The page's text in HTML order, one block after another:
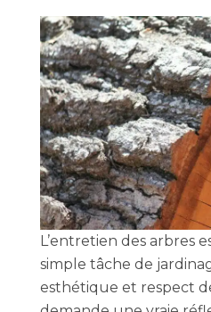
L’entretien des arbres
simple tâche de
esthétique et respect